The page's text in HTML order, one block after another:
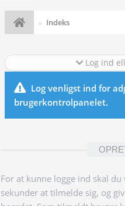
Indeks
Log ind
Log venligst ind for
brugerkontrolpanelet.
For at kunne logge ind skal
sekunder at tilmelde sig, og